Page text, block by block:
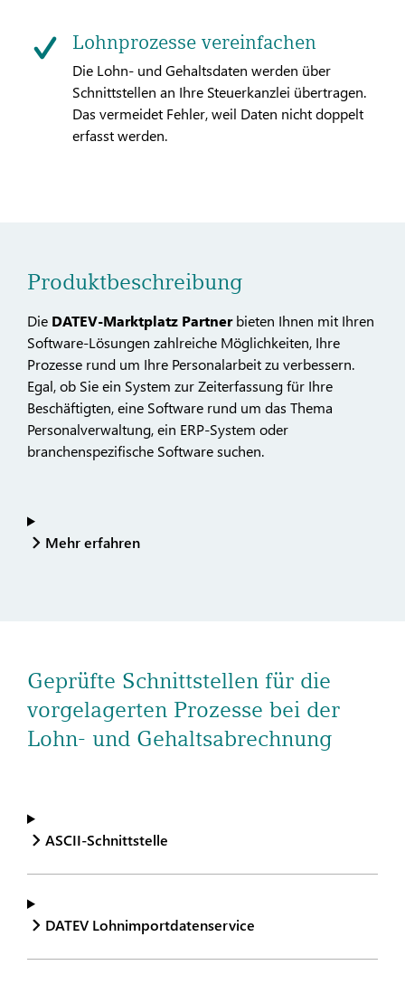
Lohnprozesse vereinfachen
Die Lohn- und Gehaltsdaten werden über
Schnittstellen an Ihre Steuerkanzlei übertragen.
Das vermeidet Fehler, weil Daten nicht doppelt
erfasst werden.
Produktbeschreibung
Die DATEV-Marktplatz Partnerbieten Ihnen mit Ihren
Software-Lösungen zahlreiche Möglichkeiten, Ihre
Prozesse rund um Ihre Personalarbeit zu verbessern.
Egal, ob Sie ein System zur Zeiterfassung für Ihre
Beschäftigten, eine Software rund um das Thema
Personalverwaltung, ein ERP-System oder
branchenspezifische Software suchen.
Mehr erfahren
Geprüfte Schnittstellen für die
vorgelagerten Prozesse bei der
Lohn- und Gehaltsabrechnung
ASCII-Schnittstelle
DATEV Lohnimportdatenservice